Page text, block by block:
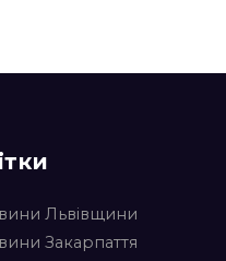
Львівщини
Закарпаття